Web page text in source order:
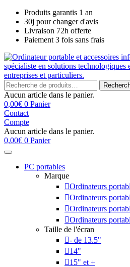
Skip
content
Produits garantis 1 an
30j pour changer d'avis
Livraison 72h offerte
Paiement 3 fois sans frais
Recherche
pour :
Aucun article dans le panier.
0,00€ 0 Panier
Contact
Compte
Aucun article dans le panier.
0,00€ 0 Panier
PC portables
Marque
Ordinateurs
Ordinateurs
Ordinateurs
Ordinateurs
Taille de l'écran
- de 13.5"
14"
15" et +